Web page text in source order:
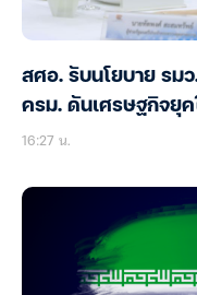
สศอ. รับนโยบาย รม
ครม. ดันเศรษฐกิจยุค
16:27 น.